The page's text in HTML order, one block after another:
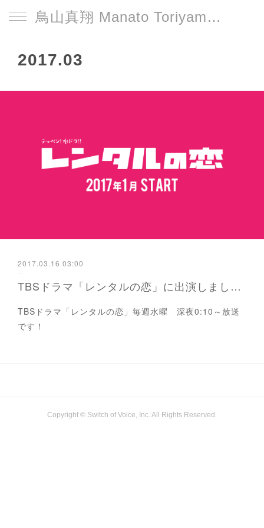
鳥山真翔 Manato Toriyama Official HP＜総合＞
2017.03
2017.03.16 03:00
TBSドラマ「レンタルの恋」に出演しました！
TBSドラマ「レンタルの恋」毎週水曜 深夜0:10～放送
です！
Copyright © Switch of Voice, Inc. All Rights Reserved.